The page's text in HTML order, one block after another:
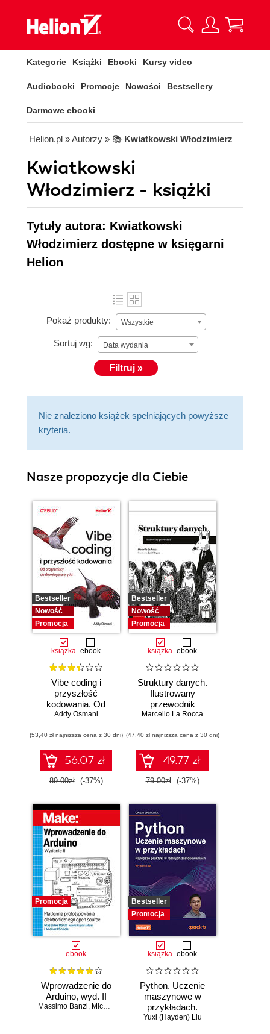
Kategorie Książki Ebooki Kursy video
Audiobooki Promocje Nowości Bestsellery
Darmowe ebooki
Helion.pl » Autorzy » 📚 Kwiatkowski Włodzimierz
Kwiatkowski
Włodzimierz - książki
Tytuły autora: Kwiatkowski
Włodzimierz dostępne w księgarni
Helion
Pokaż produkty: Wszystkie
Sortuj wg: Data wydania
Filtruj »
Nie znaleziono książek spełniających powyższe
kryteria.
Nasze propozycje dla Ciebie
Bestseller
Nowość
Promocja
książka ebook
Vibe coding i
przyszłość
kodowania. Od
programisty do
Addy Osmani
(53,40 zł najniższa cena z 30 dni)
56.07 zł
89.00zł (-37%)
Bestseller
Nowość
Promocja
książka ebook
Struktury danych.
Ilustrowany
przewodnik
Marcello La Rocca
(47,40 zł najniższa cena z 30 dni)
49.77 zł
79.00zł (-37%)
Promocja
ebook
Wprowadzenie do
Arduino, wyd. II
Massimo Banzi, Michael Shiloh
Bestseller
Promocja
książka ebook
Python. Uczenie
maszynowe w
przykładach.
Najlepsze praktyki
Yuxi (Hayden) Liu